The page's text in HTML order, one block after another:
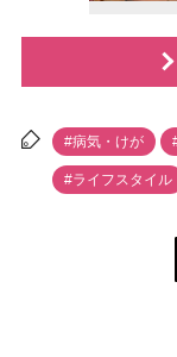
#病気・けが
#ライフスタイル